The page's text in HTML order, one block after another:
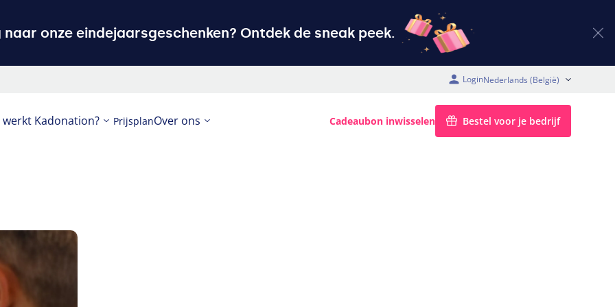
onze eindejaarsgeschenken? Ontdek de sneak peek.
Login
BE (België)
werkt Kadonation? PrijsplanOver ons Cadeaubon inwisselen Bestel voor je bedrijf